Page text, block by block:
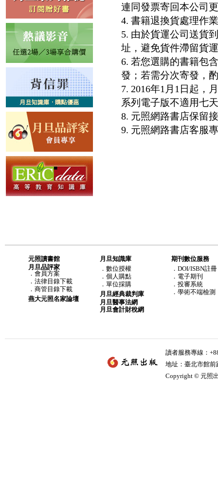
連同發票寄回本公司
4. 書籍退換貨處理作
5. 由於貨運公司送貨
址，避免貨件滯留貨
6. 若您選購的書籍包
發；若需分次寄發，
7. 2016年1月1日起，
系列電子版不適用七
8. 元照網路書店保留
9. 元照網路書店客服
元照讀書館
月旦品評家
． 會員方案
． 法律目錄下載
． 商管目錄下載
燕大元照名家論壇
月旦知識庫
． 數位授權
． 個人購點
． 單位採購
月旦經典裁判庫
月旦醫事法網
月旦會計財稅網
期刊數位服務
．DOI/ISBN註冊
．電子期刊
．投審系統
．學術不端檢測
讀者服務專線：
地址：臺北市館
Copyright © 元照